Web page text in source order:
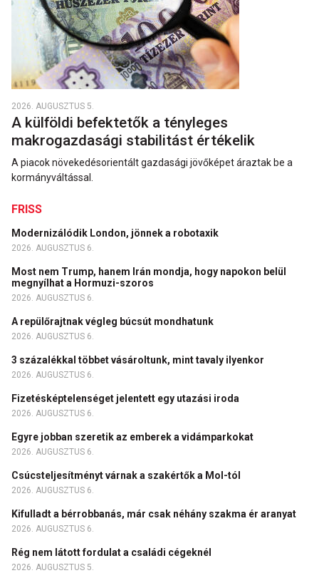
2026. AUGUSZTUS 5.
A külföldi befektetők a tényleges
makrogazdasági stabilitást értékelik
A piacok növekedésorientált gazdasági jövőképet áraztak be a
kormányváltással.
FRISS
Modernizálódik London, jönnek a robotaxik
2026. AUGUSZTUS 6.
Most nem Trump, hanem Irán mondja, hogy napokon belül
megnyílhat a Hormuzi-szoros
2026. AUGUSZTUS 6.
A repülőrajtnak végleg búcsút mondhatunk
2026. AUGUSZTUS 6.
3 százalékkal többet vásároltunk, mint tavaly ilyenkor
2026. AUGUSZTUS 6.
Fizetésképtelenséget jelentett egy utazási iroda
2026. AUGUSZTUS 6.
Egyre jobban szeretik az emberek a vidámparkokat
2026. AUGUSZTUS 6.
Csúcsteljesítményt várnak a szakértők a Mol-tól
2026. AUGUSZTUS 6.
Kifulladt a bérrobbanás, már csak néhány szakma ér aranyat
2026. AUGUSZTUS 6.
Rég nem látott fordulat a családi cégeknél
2026. AUGUSZTUS 5.